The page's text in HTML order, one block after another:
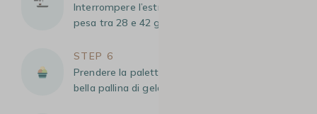
Interrompere l’estrazione quando la bevanda
pesa tra 28 e 42 g.
STEP 6
Prendere la paletta per il gelato e formare una
bella pallina di gelato alla vaniglia.